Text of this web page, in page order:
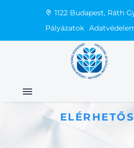
1122 Budapest, Ráth
Pályázatok